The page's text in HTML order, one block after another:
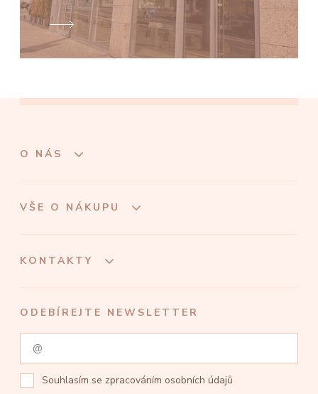
O NÁS
VŠE O NÁKUPU
KONTAKTY
ODEBÍREJTE NEWSLETTER
Souhlasím se zpracováním osobních údajů